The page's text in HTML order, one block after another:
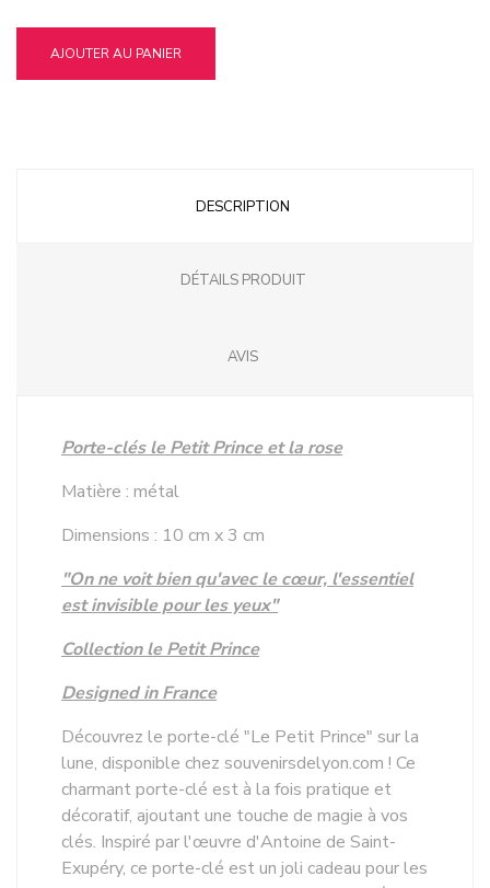
AJOUTER AU PANIER
DESCRIPTION
DÉTAILS PRODUIT
AVIS
Porte-clés le Petit Prince et la rose
Matière : métal
Dimensions : 10 cm x 3 cm
"On ne voit bien qu'avec le cœur, l'essentiel
est invisible pour les yeux"
Collection le Petit Prince
Designed in France
Découvrez le porte-clé "Le Petit Prince" sur la
lune, disponible chez souvenirsdelyon.com ! Ce
charmant porte-clé est à la fois pratique et
décoratif, ajoutant une touche de magie à vos
clés. Inspiré par l'œuvre d'Antoine de Saint-
Exupéry, ce porte-clé est un joli cadeau pour les